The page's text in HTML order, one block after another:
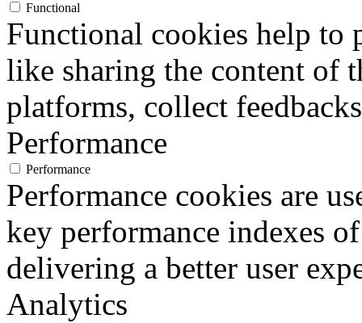
4. L'interessato ha diritto
a) per motivi legittimi al
riguardano, ancorché
b) al trattamento di dati
invio di materiale
compimento di ricerche di
commerciale.
Functional
Functional cookies help to
like sharing the content of
platforms, collect
Performance
Performance
Performance cookies are
key performance indexes
delivering a better user
Analytics